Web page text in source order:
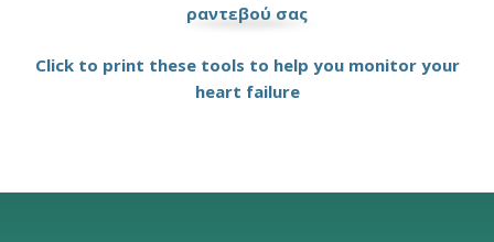
ραντεβού σας
Click to print these tools to help you monitor your
heart failure